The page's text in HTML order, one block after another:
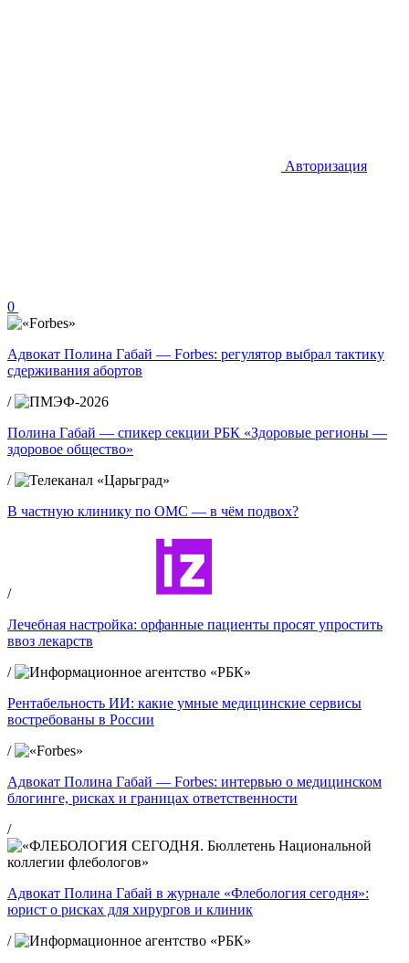
Авторизация
0
Адвокат Полина Габай — Forbes: регулятор выбрал тактику
сдерживания абортов
/
Полина Габай — спикер секции РБК «Здоровые регионы —
здоровое общество»
/
В частную клинику по ОМС — в чём подвох?
/
Лечебная настройка: орфанные пациенты просят упростить
ввоз лекарств
/
Рентабельность ИИ: какие умные медицинские сервисы
востребованы в России
/
Адвокат Полина Габай — Forbes: интервью о медицинском
блогинге, рисках и границах ответственности
/
Адвокат Полина Габай в журнале «Флебология сегодня»:
юрист о рисках для хирургов и клиник
/